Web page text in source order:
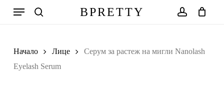
BPRETTY
Меню
Начало Лице
Серум за растеж на мигли Nanolash
Eyelash Serum